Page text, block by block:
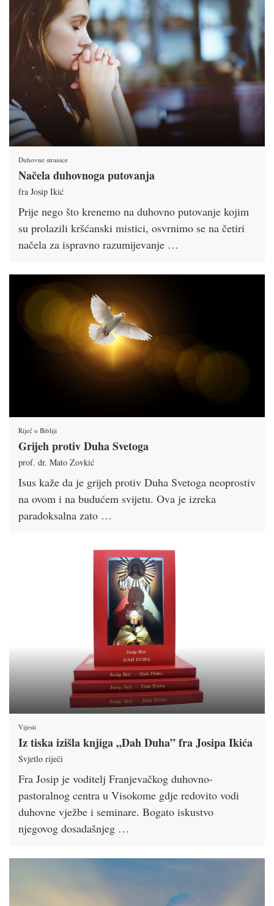
Duhovne stranice
Načela duhovnoga putovanja
fra Josip Ikić
Prije nego što krenemo na duhovno putovanje kojim
su prolazili kršćanski mistici, osvrnimo se na četiri
načela za ispravno razumijevanje …
Riječ o Bibliji
Grijeh protiv Duha Svetoga
prof. dr. Mato Zovkić
Isus kaže da je grijeh protiv Duha Svetoga neoprostiv
na ovom i na budućem svijetu. Ova je izreka
paradoksalna zato …
Vijesti
Iz tiska izišla knjiga „Dah Duha” fra Josipa Ikića
Svjetlo riječi
Fra Josip je voditelj Franjevačkog duhovno-
pastoralnog centra u Visokome gdje redovito vodi
duhovne vježbe i seminare. Bogato iskustvo
njegovog dosadašnjeg …